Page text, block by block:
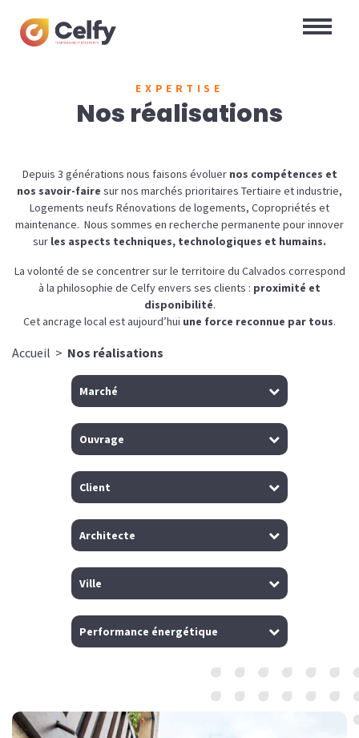
EXPERTISE
Nos réalisations
Depuis 3 générations nous faisons évoluer nos compétences et
nos savoir-faire sur nos marchés prioritaires Tertiaire et industrie,
Logements neufs Rénovations de logements, Copropriétés et
maintenance. Nous sommes en recherche permanente pour innover
sur les aspects techniques, technologiques et humains.
La volonté de se concentrer sur le territoire du Calvados correspond
à la philosophie de Celfy envers ses clients : proximité et
disponibilité.
Cet ancrage local est aujourd’hui une force reconnue par tous.
Accueil > Nos réalisations
Marché
Ouvrage
Client
Architecte
Ville
Performance énergétique